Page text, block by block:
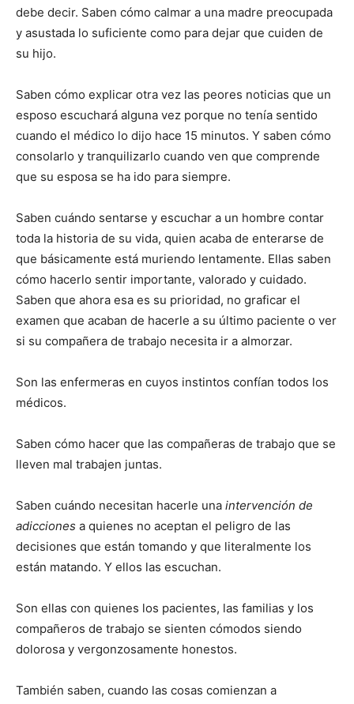
I WANT IN
I've read and accept the
debe decir. Saben cómo calmar a una madre preocupada
y asustada lo suficiente como para dejar que cuiden de
su hijo.
Saben cómo explicar otra vez las peores noticias que un
esposo escuchará alguna vez porque no tenía sentido
cuando el médico lo dijo hace 15 minutos. Y saben cómo
consolarlo y tranquilizarlo cuando ven que comprende
que su esposa se ha ido para siempre.
Saben cuándo sentarse y escuchar a un hombre contar
toda la historia de su vida, quien acaba de enterarse de
que básicamente está muriendo lentamente. Ellas saben
cómo hacerlo sentir importante, valorado y cuidado.
Saben que ahora esa es su prioridad, no graficar el
examen que acaban de hacerle a su último paciente o ver
si su compañera de trabajo necesita ir a almorzar.
Son las enfermeras en cuyos instintos confían todos los
médicos.
Saben cómo hacer que las compañeras de trabajo que se
lleven mal trabajen juntas.
Saben cuándo necesitan hacerle una intervención de
adicciones a quienes no aceptan el peligro de las
decisiones que están tomando y que literalmente los
están matando. Y ellos las escuchan.
Son ellas con quienes los pacientes, las familias y los
compañeros de trabajo se sienten cómodos siendo
dolorosa y vergonzosamente honestos.
También saben, cuando las cosas comienzan a